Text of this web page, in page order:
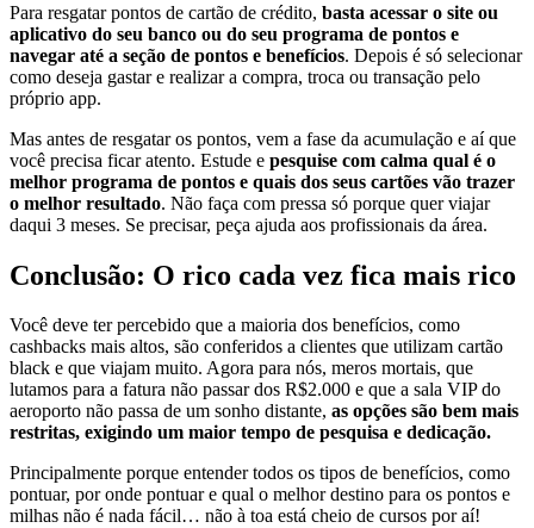
Para resgatar pontos de cartão de crédito, basta acessar o site ou
aplicativo do seu banco ou do seu programa de pontos e
navegar até a seção de pontos e benefícios. Depois é só selecionar
como deseja gastar e realizar a compra, troca ou transação pelo
próprio app.
Mas antes de resgatar os pontos, vem a fase da acumulação e aí que
você precisa ficar atento. Estude e pesquise com calma qual é o
melhor programa de pontos e quais dos seus cartões vão trazer
o melhor resultado. Não faça com pressa só porque quer viajar
daqui 3 meses. Se precisar, peça ajuda aos profissionais da área.
Conclusão: O rico cada vez fica mais rico
Você deve ter percebido que a maioria dos benefícios, como
cashbacks mais altos, são conferidos a clientes que utilizam cartão
black e que viajam muito. Agora para nós, meros mortais, que
lutamos para a fatura não passar dos R$2.000 e que a sala VIP do
aeroporto não passa de um sonho distante, as opções são bem mais
restritas, exigindo um maior tempo de pesquisa e dedicação.
Principalmente porque entender todos os tipos de benefícios, como
pontuar, por onde pontuar e qual o melhor destino para os pontos e
milhas não é nada fácil… não à toa está cheio de cursos por aí!